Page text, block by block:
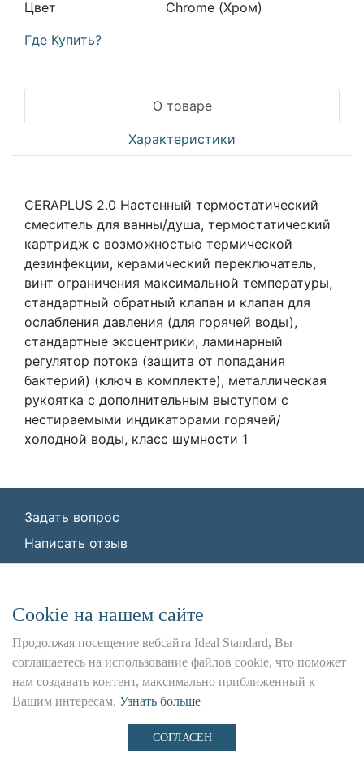
Цвет
Chrome (Хром)
Где Купить?
О товаре
Характеристики
CERAPLUS 2.0 Настенный термостатический
смеситель для ванны/душа, термостатический
картридж с возможностью термической
дезинфекции, керамический переключатель,
винт ограничения максимальной температуры,
стандартный обратный клапан и клапан для
ослабления давления (для горячей воды),
стандартные эксцентрики, ламинарный
регулятор потока (защита от попадания
бактерий) (ключ в комплекте), металлическая
рукоятка с дополнительным выступом с
нестираемыми индикаторами горячей/
холодной воды, класс шумности 1
Задать вопрос
Написать отзыв
7736342535, КПП: 772501001, ОГРН:
1227700443266,
Юр. адрес: 115162, г. Москва, Шаболовка ул.,
д. 31 Б
Использование данного сайта является предметом
Положения и Условия,Политика
иФайлы cookie
Сookie на нашем сайте
Продолжая посещение вебсайта Ideal Standard, Вы
соглашаетесь на использование файлов cookie, что поможет
нам создавать контент, максимально приближенный к
Вашим интересам. Узнать больше
СОГЛАСЕН